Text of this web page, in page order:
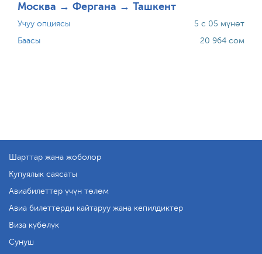
Москва → Фергана → Ташкент
Учуу опциясы
Баасы
5 с 05 мүнөт
20 964 сом
Шарттар жана жоболор
Купуялык саясаты
Авиабилеттер үчүн төлөм
Авиа билеттерди кайтаруу жана кепилдиктер
Виза күбөлүк
Сунуш